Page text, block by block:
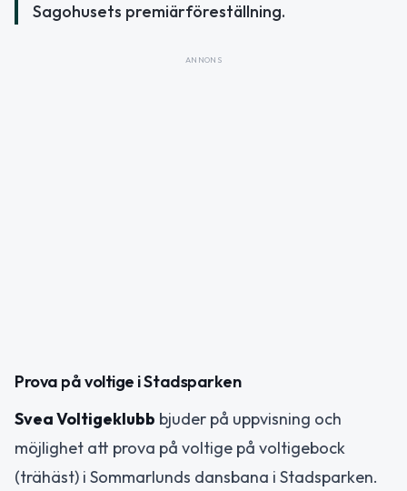
Sagohusets premiärföreställning.
ANNONS
Prova på voltige i Stadsparken
Svea Voltigeklubb bjuder på uppvisning och
möjlighet att prova på voltige på voltigebock
(trähäst) i Sommarlunds dansbana i Stadsparken.